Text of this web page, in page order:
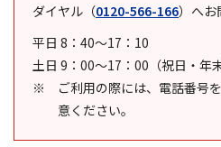
ダイヤル （0120-566-166） へお
平日 8：40～17：10
土日 9：00～17：00（祝日・年
ご利用の際には、電話番号
意ください。